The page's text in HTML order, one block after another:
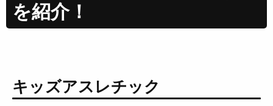
を紹介！
キッズアスレチック